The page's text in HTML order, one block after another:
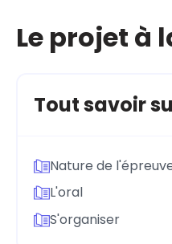
Le projet à
Tout savoir
Nature de
L'oral
S'organiser